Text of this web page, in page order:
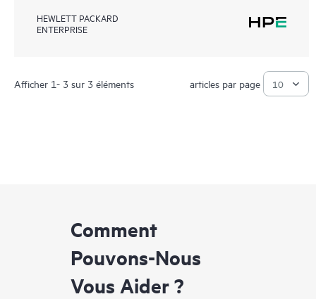
HEWLETT PACKARD
ENTERPRISE
Afficher 1- 3 sur 3 éléments articles par page
Comment
Pouvons-Nous
Vous Aider ?